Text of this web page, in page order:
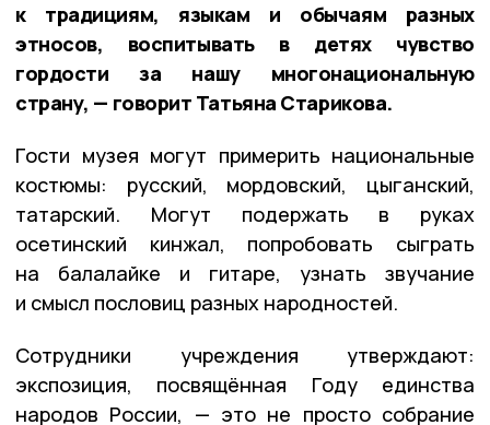
к традициям, языкам и обычаям разных
этносов, воспитывать в детях чувство
гордости за нашу многонациональную
страну, — говорит Татьяна Старикова.
Гости музея могут примерить национальные
костюмы: русский, мордовский, цыганский,
татарский. Могут подержать в руках
осетинский кинжал, попробовать сыграть
на балалайке и гитаре, узнать звучание
и смысл пословиц разных народностей.
Сотрудники учреждения утверждают:
экспозиция, посвящённая Году единства
народов России, — это не просто собрание